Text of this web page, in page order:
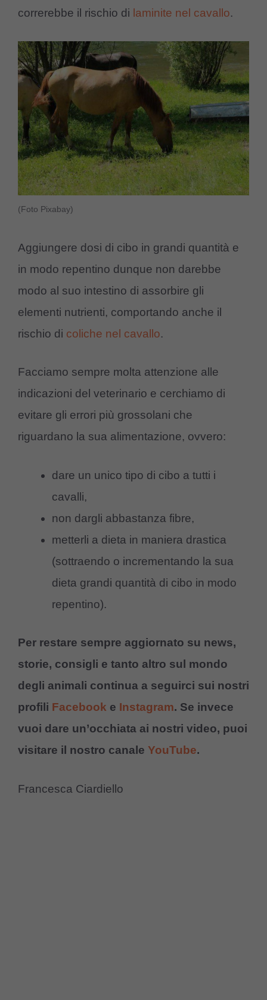
correrebbe il rischio di laminite nel cavallo.
(Foto Pixabay)
Aggiungere dosi di cibo in grandi quantità e
in modo repentino dunque non darebbe
modo al suo intestino di assorbire gli
elementi nutrienti, comportando anche il
rischio di coliche nel cavallo.
Facciamo sempre molta attenzione alle
indicazioni del veterinario e cerchiamo di
evitare gli errori più grossolani che
riguardano la sua alimentazione, ovvero:
dare un unico tipo di cibo a tutti i
cavalli,
non dargli abbastanza fibre,
metterli a dieta in maniera drastica
(sottraendo o incrementando la sua
dieta grandi quantità di cibo in modo
repentino).
Per restare sempre aggiornato su news,
storie, consigli e tanto altro sul mondo
degli animali continua a seguirci sui nostri
profili Facebook e Instagram. Se invece
vuoi dare un’occhiata ai nostri video, puoi
visitare il nostro canale YouTube.
Francesca Ciardiello